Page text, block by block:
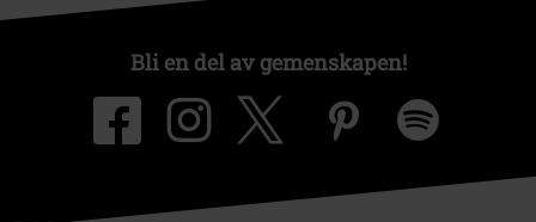
Bli en del av gemenskapen!